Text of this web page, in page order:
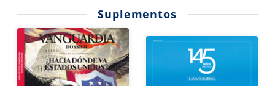
Suplementos